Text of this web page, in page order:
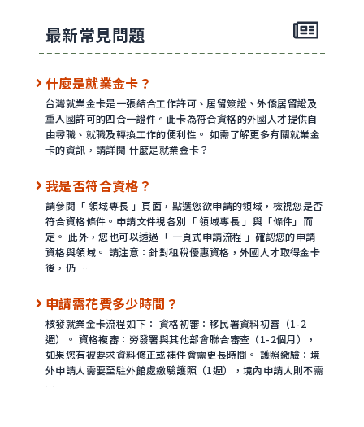
最新常見問題
什麼是就業金卡？
台灣就業金卡是一張結合工作許可、居留簽證、外僑居留證及
重入國許可的四合一證件。此卡為符合資格的外國人才提供自
由尋職、就職及轉換工作的便利性。 如需了解更多有關就業金
卡的資訊，請詳閱 什麼是就業金卡？
我是否符合資格？
請參閱「 領域專長 」頁面，點選您欲申請的領域，檢視您是否
符合資格條件。申請文件視各別「 領域專長 」與「條件」而
定。 此外，您也可以透過「 一頁式申請流程 」確認您的申請
資格與領域。 請注意：針對租稅優惠資格，外國人才取得金卡
後，仍 …
申請需花費多少時間？
核發就業金卡流程如下： 資格初審：移民署資料初審（1-2
週）。 資格複審：勞發署與其他部會聯合審查（1-2個月），
如果您有被要求資料修正或補件會需更長時間。 護照繳驗：境
外申請人需要至駐外館處繳驗護照（1週），境內申請人則不需
…